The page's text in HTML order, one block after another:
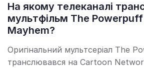
На якому телеканалі
мультфільм The
Mayhem?
Оригінальний мультсеріал The
транслювався на Cartoon